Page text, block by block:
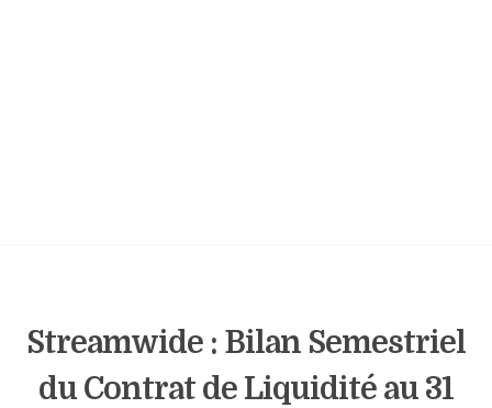
Streamwide : Bilan Semestriel
du Contrat de Liquidité au 31